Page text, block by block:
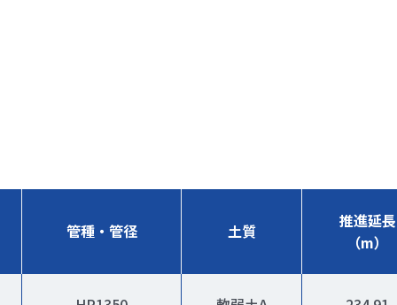
管種・管径 土質
推進延長
（m）